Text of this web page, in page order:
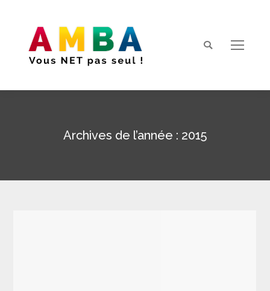
Search:
Archives de l’année : 2015